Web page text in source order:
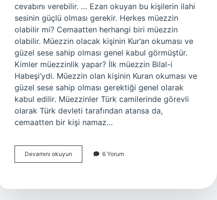
cevabını verebilir. … Ezan okuyan bu kişilerin ilahi
sesinin güçlü olması gerekir. Herkes müezzin
olabilir mi? Cemaatten herhangi biri müezzin
olabilir. Müezzin olacak kişinin Kur’an okuması ve
güzel sese sahip olması genel kabul görmüştür.
Kimler müezzinlik yapar? İlk müezzin Bilal-i
Habeşi’ydi. Müezzin olan kişinin Kuran okuması ve
güzel sese sahip olması gerektiği genel olarak
kabul edilir. Müezzinler Türk camilerinde görevli
olarak Türk devleti tarafından atansa da,
cemaatten bir kişi namaz…
Devamını okuyun
Müezzin
6 Yorum